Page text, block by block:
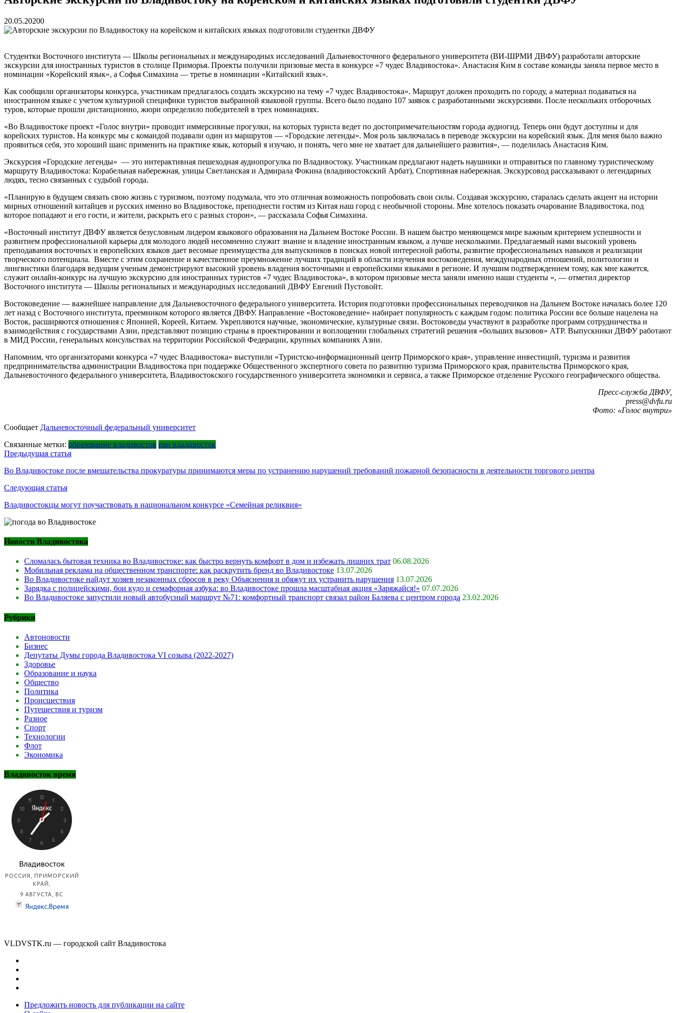
20.05.20200
Студентки Восточного института — Школы региональных и международных исследований Дальневосточного федерального университета (ВИ-ШРМИ ДВФУ) разработали авторские
экскурсии для иностранных туристов в столице Приморья. Проекты получили призовые места в конкурсе «7 чудес Владивостока». Анастасия Ким в составе команды заняла первое место в
номинации «Корейский язык», а Софья Симахина — третье в номинации «Китайский язык».
Как сообщили организаторы конкурса, участникам предлагалось создать экскурсию на тему «7 чудес Владивостока». Маршрут должен проходить по городу, а материал подаваться на
иностранном языке с учетом культурной специфики туристов выбранной языковой группы. Всего было подано 107 заявок с разработанными экскурсиями. После нескольких отборочных
туров, которые прошли дистанционно, жюри определило победителей в трех номинациях.
«Во Владивостоке проект «Голос внутри» проводит иммерсивные прогулки, на которых туриста ведет по достопримечательностям города аудиогид. Теперь они будут доступны и для
корейских туристов. На конкурс мы с командой подавали один из маршрутов — «Городские легенды». Моя роль заключалась в переводе экскурсии на корейский язык. Для меня было важно
проявиться себя, это хороший шанс применить на практике язык, который я изучаю, и понять, чего мне не хватает для дальнейшего развития», — поделилась Анастасия Ким.
Экскурсия «Городские легенды» — это интерактивная пешеходная аудиопрогулка по Владивостоку. Участникам предлагают надеть наушники и отправиться по главному туристическому
маршруту Владивостока: Корабельная набережная, улицы Светланская и Адмирала Фокина (владивостокский Арбат), Спортивная набережная. Экскурсовод рассказывают о легендарных
людях, тесно связанных с судьбой города.
«Планирую в будущем связать свою жизнь с туризмом, поэтому подумала, что это отличная возможность попробовать свои силы. Создавая экскурсию, старалась сделать акцент на истории
мирных отношений китайцев и русских именно во Владивостоке, преподнести гостям из Китая наш город с необычной стороны. Мне хотелось показать очарование Владивостока, под
которое попадают и его гости, и жители, раскрыть его с разных сторон», — рассказала Софья Симахина.
«Восточный институт ДВФУ является безусловным лидером языкового образования на Дальнем Востоке России. В нашем быстро меняющемся мире важным критерием успешности и
развитием профессиональной карьеры для молодого людей несомненно служит знание и владение иностранным языком, а лучше несколькими. Предлагаемый нами высокий уровень
преподавания восточных и европейских языков дает весомые преимущества для выпускников в поисках новой интересной работы, развитие профессиональных навыков и реализации
творческого потенциала. Вместе с этим сохранение и качественное преумножение лучших традиций в области изучения востоковедения, международных отношений, политологии и
лингвистики благодаря ведущим ученым демонстрируют высокий уровень владения восточными и европейскими языками в регионе. И лучшим подтверждением тому, как мне кажется,
служит онлайн-конкурс на лучшую экскурсию для иностранных туристов «7 чудес Владивостока», в котором призовые места заняли именно наши студенты », — отметил директор
Восточного института — Школы региональных и международных исследований ДВФУ Евгений Пустовойт.
Востоковедение — важнейшее направление для Дальневосточного федерального университета. История подготовки профессиональных переводчиков на Дальнем Востоке началась более 120
лет назад с Восточного института, преемником которого является ДВФУ. Направление «Востоковедение» набирает популярность с каждым годом: политика России все больше нацелена на
Восток, расширяются отношения с Японией, Кореей, Китаем. Укрепляются научные, экономические, культурные связи. Востоковеды участвуют в разработке программ сотрудничества и
взаимодействия с государствами Азии, представляют позицию страны в проектировании и воплощении глобальных стратегий решения «больших вызовов» АТР. Выпускники ДВФУ работают
в МИД России, генеральных консульствах на территории Российской Федерации, крупных компаниях Азии.
Напомним, что организаторами конкурса «7 чудес Владивостока» выступили «Туристско-информационный центр Приморского края», управление инвестиций, туризма и развития
предпринимательства администрации Владивостока при поддержке Общественного экспертного совета по развитию туризма Приморского края, правительства Приморского края,
Дальневосточного федерального университета, Владивостокского государственного университета экономики и сервиса, а также Приморское отделение Русского географического общества.
Пресс-служба ДВФУ,
press@dvfu.ru
Фото: «Голос внутри»
Сообщает Дальневосточный федеральный университет
Связанные метки: образование владивосток ран владивосток
Навигация
по
записям
Предыдущая статья
Во Владивостоке после вмешательства прокуратуры принимаются меры по устранению нарушений требований пожарной безопасности в деятельности торгового центра
Следующая статья
Владивостокцы могут поучаствовать в национальном конкурсе «Семейная реликвия»
Новости Владивостока
Сломалась бытовая техника во Владивостоке: как быстро вернуть комфорт в дом и избежать лишних трат 06.08.2026
Мобильная реклама на общественном транспорте: как раскрутить бренд во Владивостоке 13.07.2026
Во Владивостоке найдут хозяев незаконных сбросов в реку Объяснения и обяжут их устранить нарушения 13.07.2026
Зарядка с полицейскими, бои кудо и семафорная азбука: во Владивостоке прошла масштабная акция «Заряжайся!» 07.07.2026
Во Владивостоке запустили новый автобусный маршрут №71: комфортный транспорт связал район Баляева с центром города 23.02.2026
Рубрики
Автоновости
Бизнес
Депутаты Думы города Владивостока VI созыва (2022-2027)
Здоровье
Образование и наука
Общество
Политика
Происшествия
Путешествия и туризм
Разное
Спорт
Технологии
Флот
Экономика
Владивосток время
VLDVSTK.ru — городской сайт Владивостока
Предложить новость для публикации на сайте